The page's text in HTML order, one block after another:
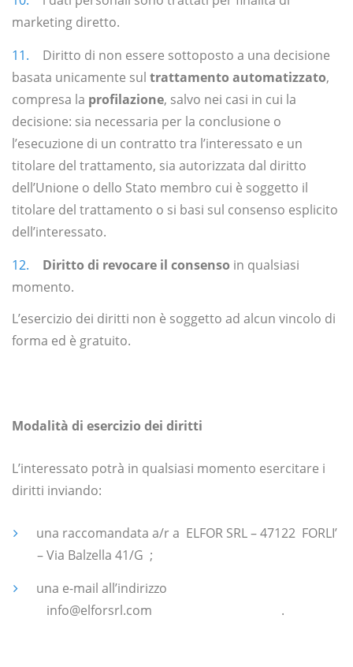
marketing diretto.
Diritto di non essere sottoposto a una decisione
basata unicamente sul trattamento automatizzato,
compresa la profilazione, salvo nei casi in cui la
decisione: sia necessaria per la conclusione o
l’esecuzione di un contratto tra l’interessato e un
titolare del trattamento, sia autorizzata dal diritto
dell’Unione o dello Stato membro cui è soggetto il
titolare del trattamento o si basi sul consenso esplicito
dell’interessato.
Diritto di revocare il consenso in qualsiasi
momento.
L’esercizio dei diritti non è soggetto ad alcun vincolo di
forma ed è gratuito.
Modalità di esercizio dei diritti
L’interessato potrà in qualsiasi momento esercitare i
diritti inviando:
una raccomandata a/r a ELFOR SRL – 47122 FORLI’
– Via Balzella 41/G ;
una e-mail all’indirizzo
info@elforsrl.com .